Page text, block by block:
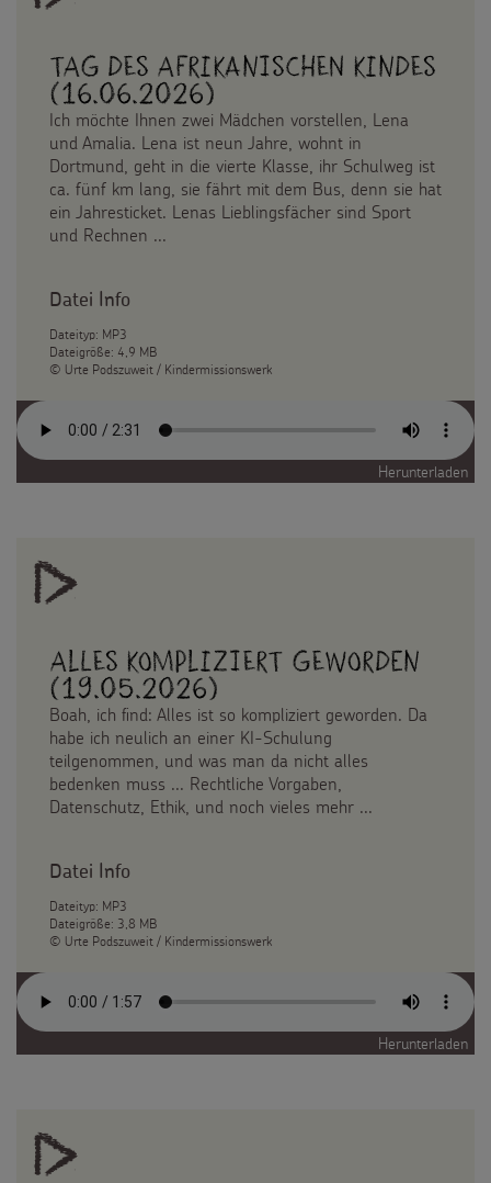
Tag des afrikanischen Kindes
(16.06.2026)
Ich möchte Ihnen zwei Mädchen vorstellen, Lena
und Amalia. Lena ist neun Jahre, wohnt in
Dortmund, geht in die vierte Klasse, ihr Schulweg ist
ca. fünf km lang, sie fährt mit dem Bus, denn sie hat
ein Jahresticket. Lenas Lieblingsfächer sind Sport
und Rechnen ...
Datei Info
Dateityp: MP3
Dateigröße: 4,9 MB
© Urte Podszuweit / Kindermissionswerk
Herunterladen
Alles kompliziert geworden
(19.05.2026)
Boah, ich find: Alles ist so kompliziert geworden. Da
habe ich neulich an einer KI-Schulung
teilgenommen, und was man da nicht alles
bedenken muss ... Rechtliche Vorgaben,
Datenschutz, Ethik, und noch vieles mehr ...
Datei Info
Dateityp: MP3
Dateigröße: 3,8 MB
© Urte Podszuweit / Kindermissionswerk
Herunterladen